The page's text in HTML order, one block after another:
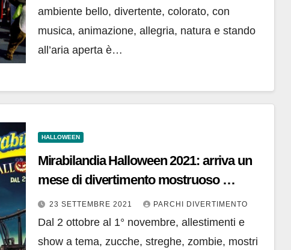
ambiente bello, divertente, colorato, con
musica, animazione, allegria, natura e stando
all’aria aperta è…
HALLOWEEN
Mirabilandia Halloween 2021: arriva un
mese di divertimento mostruoso …
23 SETTEMBRE 2021 PARCHI DIVERTIMENTO
Dal 2 ottobre al 1° novembre, allestimenti e
show a tema, zucche, streghe, zombie, mostri